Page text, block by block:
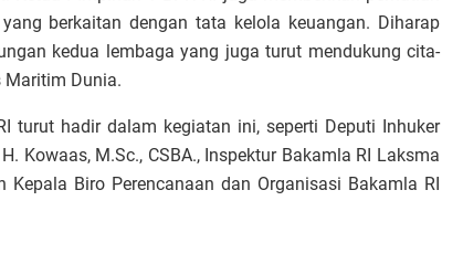
berkaitan dengan tata kelola keuangan. Diharap
kedua lembaga yang juga turut mendukung cita-
Maritim Dunia.
turut hadir dalam kegiatan ini, seperti Deputi Inhuker
Kowaas, M.Sc., CSBA., Inspektur Bakamla RI Laksma
Kepala Biro Perencanaan dan Organisasi Bakamla RI